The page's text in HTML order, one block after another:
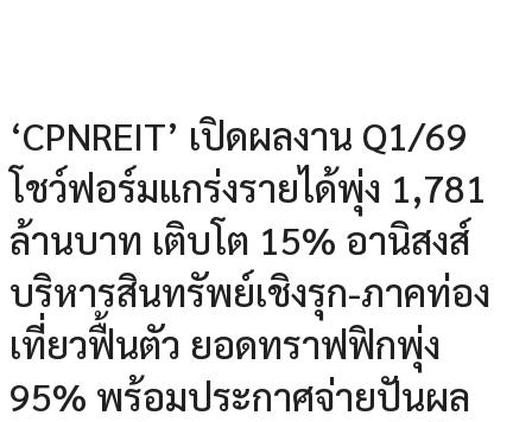
‘CPNREIT’ เปิดผลงาน Q1/69
โชว์ฟอร์มแกร่งรายได้พุ่ง 1,781
ล้านบาท เติบโต 15% อานิสงส์
บริหารสินทรัพย์เชิงรุก-ภาคท่อง
เที่ยวฟื้นตัว ยอดทราฟฟิกพุ่ง
95% พร้อมประกาศจ่ายปันผล